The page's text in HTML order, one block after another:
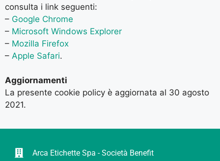
consulta i link seguenti:
– Google Chrome
– Microsoft Windows Explorer
– Mozilla Firefox
– Apple Safari.
Aggiornamenti
La presente cookie policy è aggiornata al 30 agosto
2021.
Arca Etichette Spa - Società Benefit